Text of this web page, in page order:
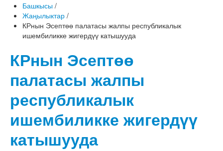
Башкысы /
Жаңылыктар /
КРнын Эсептөө палатасы жалпы республикалык
ишембиликке жигердүү катышууда
КРнын Эсептөө
палатасы жалпы
республикалык
ишембиликке жигердүү
катышууда